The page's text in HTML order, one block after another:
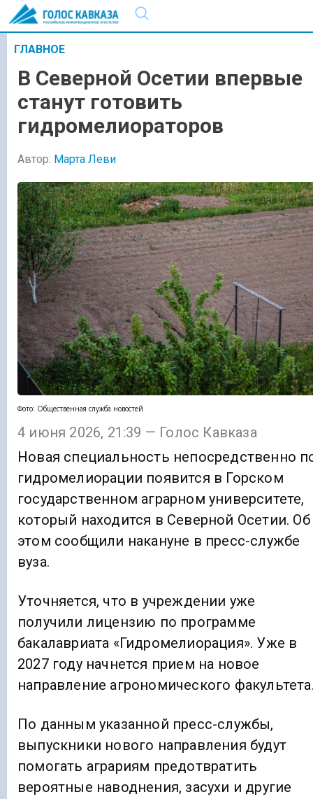
ГЛАВНОЕ
В Северной Осетии впервые
станут готовить
гидромелиораторов
Автор: Марта Леви
Фото: Общественная служба новостей
4 июня 2026, 21:39 — Голос Кавказа
Новая специальность непосредственно
гидромелиорации появится в Горском
государственном аграрном университете,
который находится в Северной Осетии. Об
этом сообщили накануне в пресс-службе
вуза.
Уточняется, что в учреждении уже
получили лицензию по программе
бакалавриата «Гидромелиорация». Уже в
2027 году начнется прием на новое
направление агрономического
По данным указанной пресс-службы,
выпускники нового направления будут
помогать аграриям предотвратить
вероятные наводнения, засухи и другие